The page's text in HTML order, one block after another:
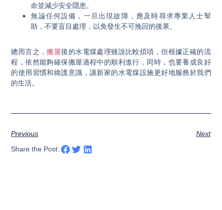
命並減少安全隱患。
無論任何設備，一旦出現故障，應及時尋求專業人士幫
助，不要盲目處理，以免發生不可挽回的後果。
總而言之，搬屋後的水電煤處理雖說比較煩瑣，但根據正確的流
程，依然能夠確保搬屋過程中的順利進行，同時，也要養成良好
的使用習慣和維護意識，讓新家的水電煤設施更好地服務於我們
的生活。
Previous
Next
Share the Post: